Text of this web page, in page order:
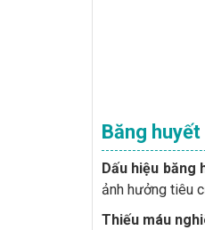
Băng
Dấu hiệu băng
ảnh hưởng tiêu
Thiếu máu